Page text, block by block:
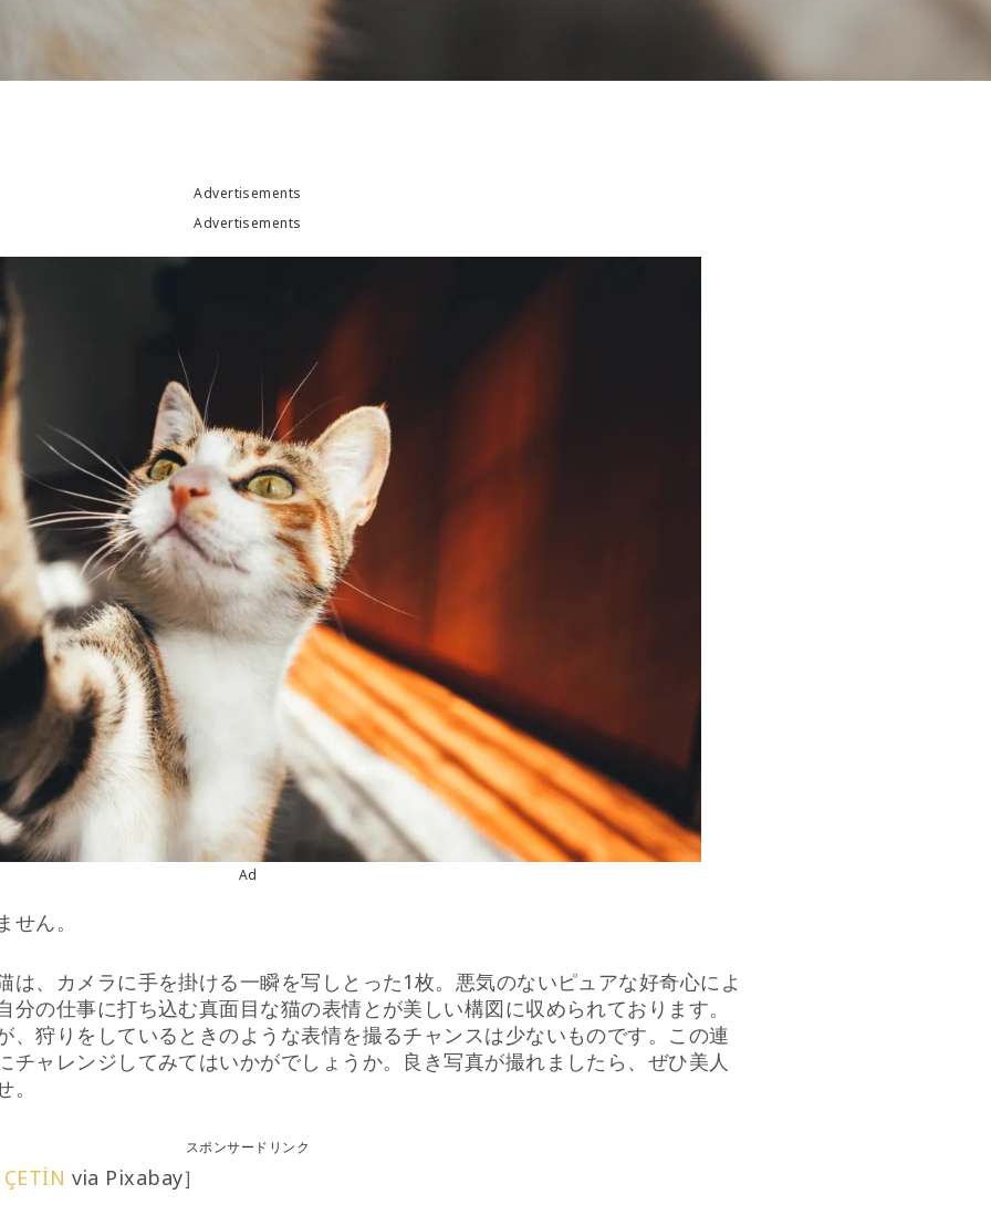
Advertisements
Advertisements
Ad
ん。
は、カメラに手を掛ける一瞬を写しとった1枚。悪気のないピュアな好奇心によ
分の仕事に打ち込む真面目な猫の表情とが美しい構図に収められております。
、狩りをしているときのような表情を撮るチャンスは少ないものです。この連
チャレンジしてみてはいかがでしょうか。良き写真が撮れましたら、ぜひ美人
スポンサードリンク
via Pixabay］